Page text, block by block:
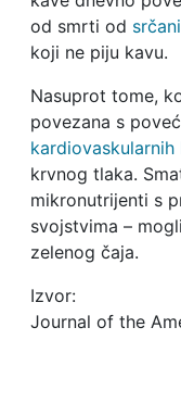
od smrti od
koji ne piju kavu.
Nasuprot tome,
povezana s
kardiovaskularnih
krvnog tlaka.
mikronutrijenti s
svojstvima –
zelenog čaja.
Izvor:
Journal of the